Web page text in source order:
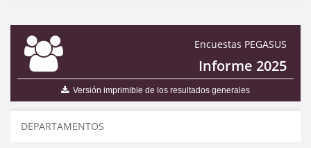
Encuestas PEGASUS
Informe 2025
Versión imprimible de los resultados generales
DEPARTAMENTOS